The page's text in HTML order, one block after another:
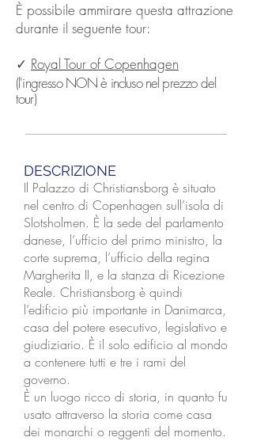
È possibile ammirare questa attrazione
durante il seguente tour:
✓ Royal Tour of Copenhagen
(l'ingresso NON è incluso nel prezzo del
tour)
DESCRIZIONE
Il Palazzo di Christiansborg è situato
nel centro di Copenhagen sull’isola di
Slotsholmen. È la sede del parlamento
danese, l’ufficio del primo ministro, la
corte suprema, l’ufficio della regina
Margherita II, e la stanza di Ricezione
Reale. Christiansborg è quindi
l’edificio più importante in Danimarca,
casa del potere esecutivo, legislativo e
giudiziario. È il solo edificio al mondo
a contenere tutti e tre i rami del
governo.
È un luogo ricco di storia, in quanto fu
usato attraverso la storia come casa
dei monarchi o reggenti del momento.